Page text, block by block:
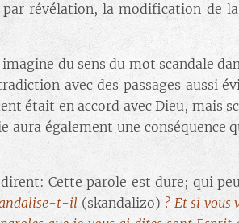
révélation, la modification de
du sens du mot scandale
avec des passages aussi
était en accord avec Dieu, mais
également une conséquence
Cette parole est dure; qui
t-il (skandalizo) ? Et si vous